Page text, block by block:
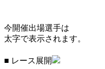
今開催出場選手は
太字で表示されます。
■ レース展開